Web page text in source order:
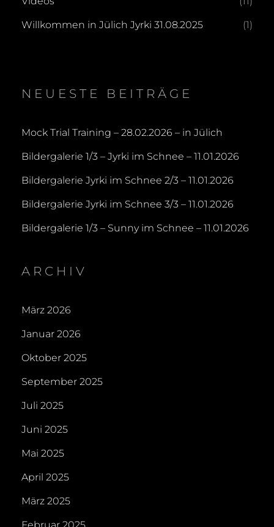
Willkommen in Jülich Jyrki 31.08.2025 (1)
NEUESTE BEITRÄGE
Mock Trial Training – 28.02.2026 – in Jülich
Bildergalerie 1/3 – Jyrki im Schnee – 11.01.2026
Bildergalerie Jyrki im Schnee 2/3 – 11.01.2026
Bildergalerie Jyrki im Schnee 3/3 – 11.01.2026
Bildergalerie 1/3 – Sunny im Schnee – 11.01.2026
ARCHIV
März 2026
Januar 2026
Oktober 2025
September 2025
Juli 2025
Juni 2025
Mai 2025
April 2025
März 2025